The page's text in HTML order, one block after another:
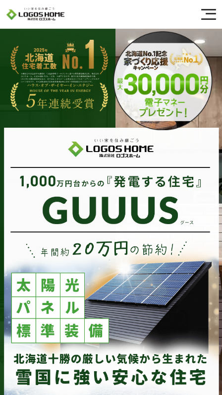
Cookie を使用して、お客様の活動を追跡してもよろしいですか? 当社ではお客様の
プライバシーを極めて重視しています。詳細について、およびご質問がある場合
は、当社のプライバシーポリシーをご覧ください。